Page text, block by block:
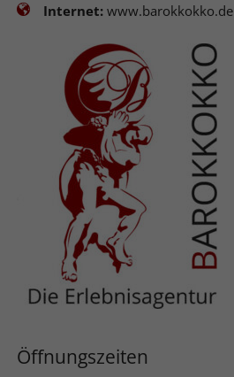
Internet:www.barokkokko.de
Öffnungszeiten